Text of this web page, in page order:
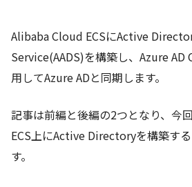
Alibaba Cloud ECSにActive
Service(AADS)を構築し、Azure AD
用してAzure ADと同期します。
記事は前編と後編の2つとなり、今
ECS上にActive Directoryを構築す
す。